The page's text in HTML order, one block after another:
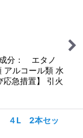
分： エタノ
アルコール類 水
急措置】 引火
４L 2本セッ